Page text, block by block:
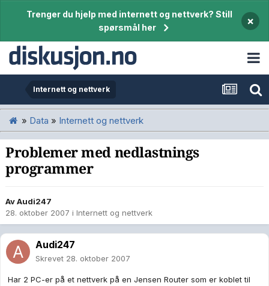
Trenger du hjelp med internett og nettverk? Still
spørsmål her
×
Internett og nettverk
» Data » Internett og nettverk
Problemer med nedlastnings
programmer
AvAudi247
28. oktober 2007 i Internett og nettverk
Audi247
Skrevet 28. oktober 2007
Har 2 PC-er på et nettverk på en Jensen Router som er koblet til